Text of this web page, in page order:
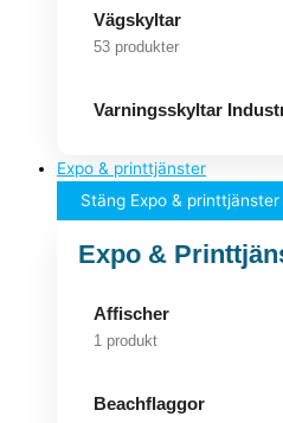
Vägskyltar
53 produkter
Varningsskyltar
Expo & printtjänster
Stäng Expo & printtjänster
Expo &
Affischer
1 produkt
Beachflaggor